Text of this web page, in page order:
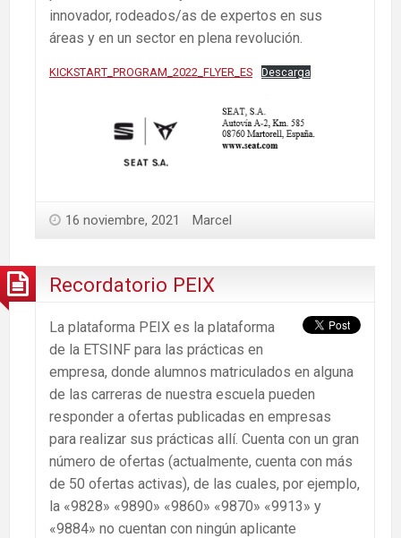
innovador, rodeados/as de expertos en sus
áreas y en un sector en plena revolución.
KICKSTART_PROGRAM_2022_FLYER_ES Descarga
16 noviembre, 2021 Marcel
Recordatorio PEIX
La plataforma PEIX es la plataforma
de la ETSINF para las prácticas en
empresa, donde alumnos matriculados en alguna
de las carreras de nuestra escuela pueden
responder a ofertas publicadas en empresas
para realizar sus prácticas allí. Cuenta con un gran
número de ofertas (actualmente, cuenta con más
de 50 ofertas activas), de las cuales, por ejemplo,
la «9828» «9890» «9860» «9870» «9913» y
«9884» no cuentan con ningún aplicante